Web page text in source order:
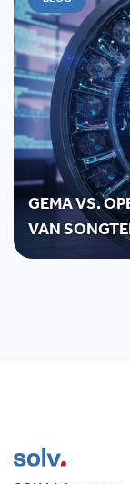
GEMA VS.
VAN